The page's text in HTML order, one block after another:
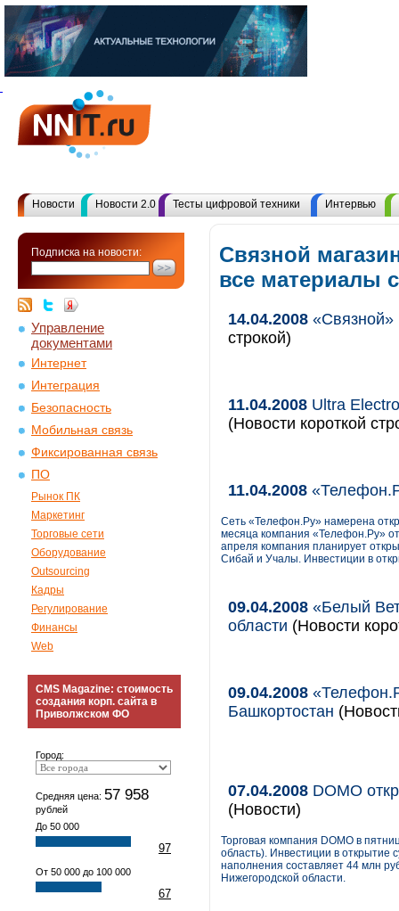
Новости Новости 2.0 Тесты цифровой техники Интервью
Подписка на новости:
Управление
документами
Интернет
Интеграция
Безопасность
Мобильная связь
Фиксированная связь
ПО
Рынок ПК
Маркетинг
Торговые сети
Оборудование
Outsourcing
Кадры
Регулирование
Финансы
Web
CMS Magazine: стоимость
создания корп. сайта в
Приволжском ФО
Город:
Средняя цена: 57 958
рублей
До 50 000
97
От 50 000 до 100 000
67
Связной
все материалы
14.04.2008 «Связной»
строкой)
11.04.2008 Ultra
(Новости короткой
11.04.2008
Сеть «Телефон.Ру» намерена
месяца компания «Телефон.Ру»
апреля компания планирует
Сибай и Учалы. Инвестиции в
09.04.2008 «Белый
области (Новости
09.04.2008
Башкортостан
07.04.2008 DOMO
(Новости)
Торговая компания DOMO в
область). Инвестиции в открытие
наполнения составляет 44 млн
Нижегородской области.